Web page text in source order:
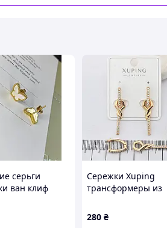
серьги
ван клиф
перламутровые
Van Cleef
Сережки Xuping
трансформеры из
позолота 18К
280 ₴